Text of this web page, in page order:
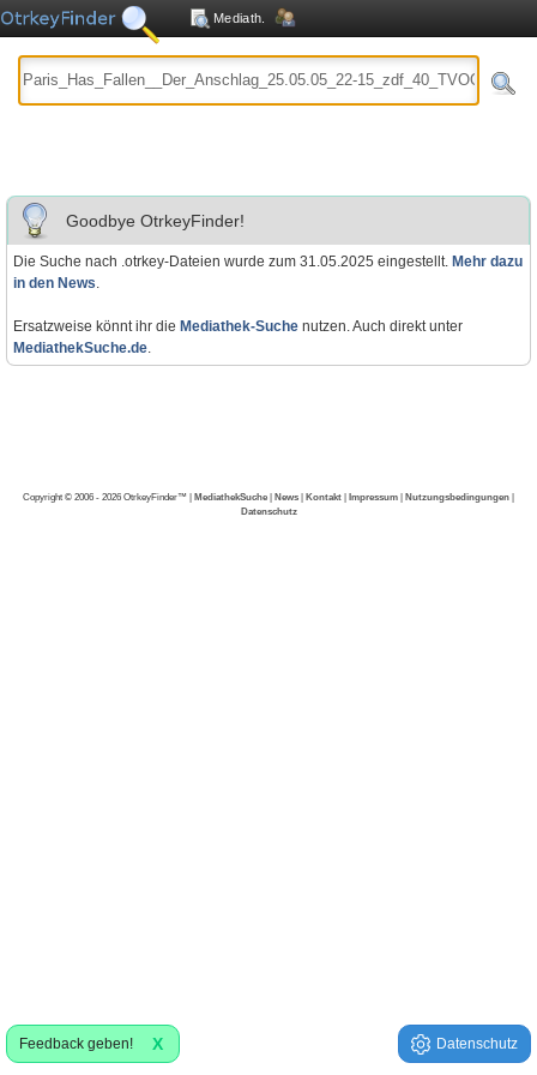
Mediath.
Goodbye OtrkeyFinder!
Die Suche nach .otrkey-Dateien wurde zum 31.05.2025 eingestellt. Mehr dazu
in den News.
Ersatzweise könnt ihr die Mediathek-Suche nutzen. Auch direkt unter
MediathekSuche.de.
Copyright © 2006 - 2026 OtrkeyFinder™ | MediathekSuche | News | Kontakt | Impressum | Nutzungsbedingungen |
Datenschutz
Feedback geben! X Datenschutz